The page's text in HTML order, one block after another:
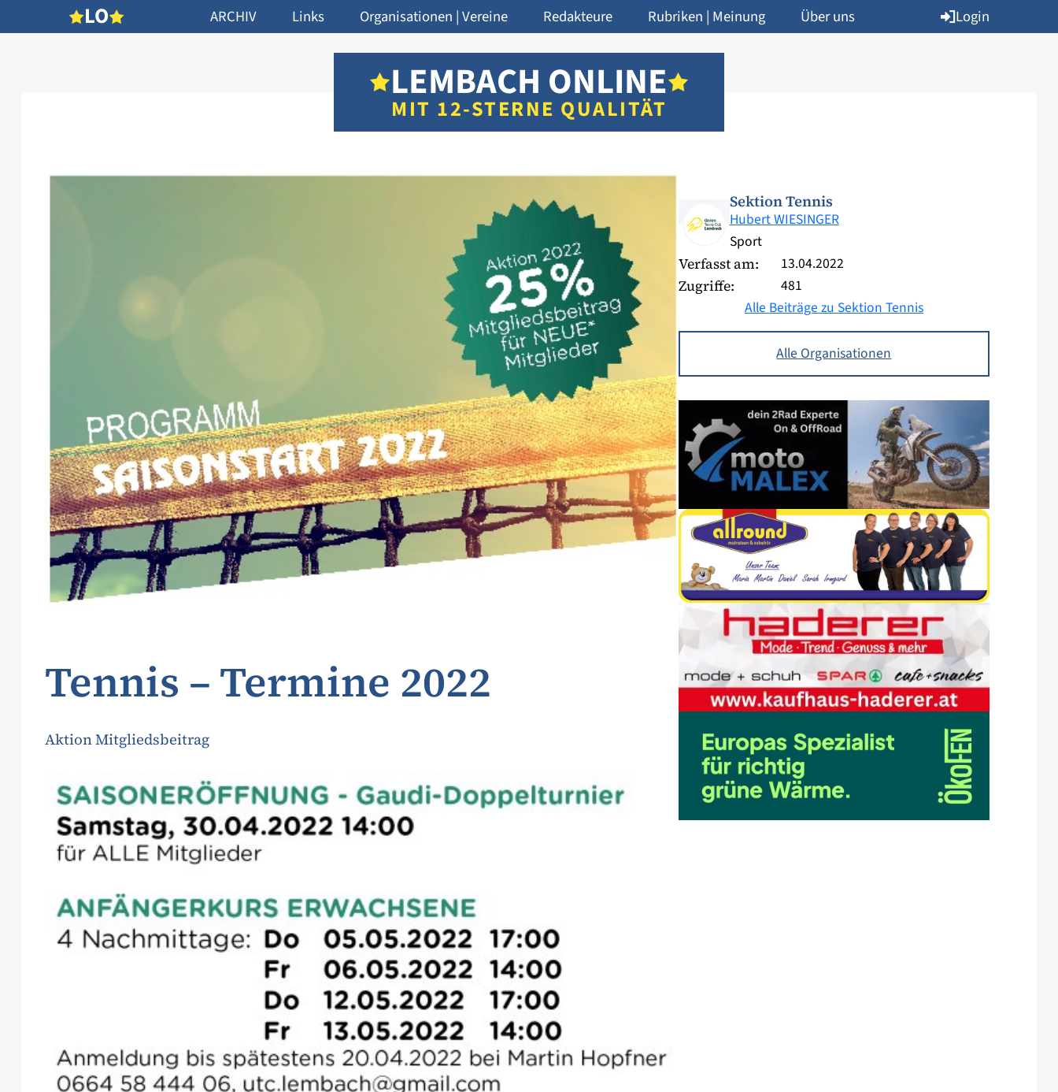
LO ARCHIV Links Organisationen | Vereine Redakteure Rubriken | Meinung Über uns Login
LEMBACH ONLINE
MIT 12-STERNE QUALITÄT
Tennis – Termine 2022
Aktion Mitgliedsbeitrag
Sektion Tennis
Hubert WIESINGER
Sport
Verfasst am: 13.04.2022
Zugriffe:
481
Alle Beiträge zu Sektion Tennis
Alle Organisationen